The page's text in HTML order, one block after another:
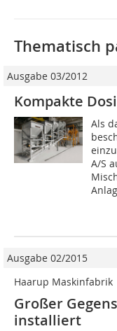
Thematisch
Ausgabe 03/2012
Kompakte
Als
A/S
Ausgabe 02/2015
Haarup Maskinfabrik
Großer
installiert